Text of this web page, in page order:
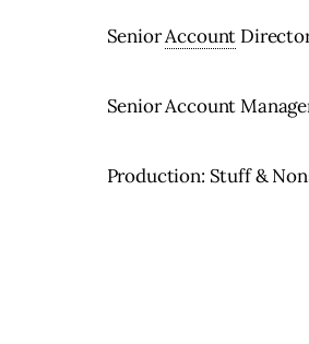
Senior Account
Senior Account
Production: Stuff &